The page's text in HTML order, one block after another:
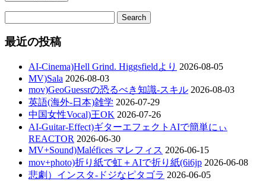
最近の投稿
AI-Cinema)Hell Grind. Higgsfieldより 2026-08-05
MV)Sala 2026-08-03
mov)GeoGuessrの恐るべき知識-スキル 2026-08-03
英語(海外-日本)雑学 2026-07-29
中国女性Vocal)王OK 2026-07-26
AI-Guitar-Effect)ギターエフェクトAIで簡単にぃ
REACTOR 2026-06-30
MV+Sound)Maléfices マレフィス 2026-06-15
mov+photo)折り紙で虹＋AIで折り紙(6i6jp 2026-06-08
悲劇）インスタ-ドジなピタゴラ 2026-06-05